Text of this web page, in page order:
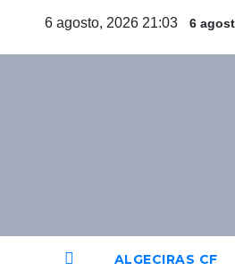
6 agosto, 2026 21:03 6
ALGECIRAS CF